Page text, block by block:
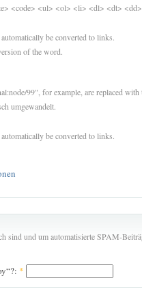
<code> <ul> <ol> <li> <dl> <dt>
be converted to links.
of the word.
99", for example, are replaced
umgewandelt.
be converted to links.
sind und um automatisierte SPAM-
*